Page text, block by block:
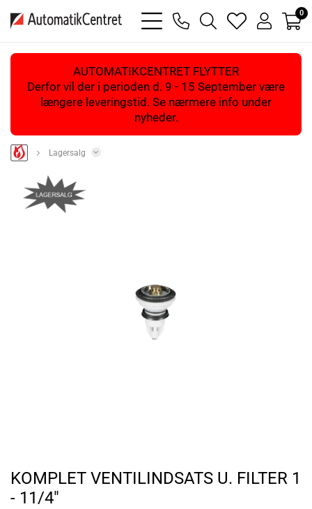
bars
light
phone
magnifying
glass
heart
light
user
light
0
AUTOMATIKCENTRET FLYTTER
Derfor vil der i perioden d. 9 - 15 September være
længere leveringstid. Se nærmere info under
nyheder.
Lagersalg
KOMPLET VENTILINDSATS U. FILTER 1
- 11/4"